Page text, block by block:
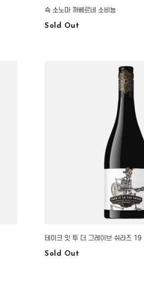
슉 소노마 까베르네 소비뇽
Sold Out
테이크 잇 투 더 그레이브 쉬라즈 19
Sold Out